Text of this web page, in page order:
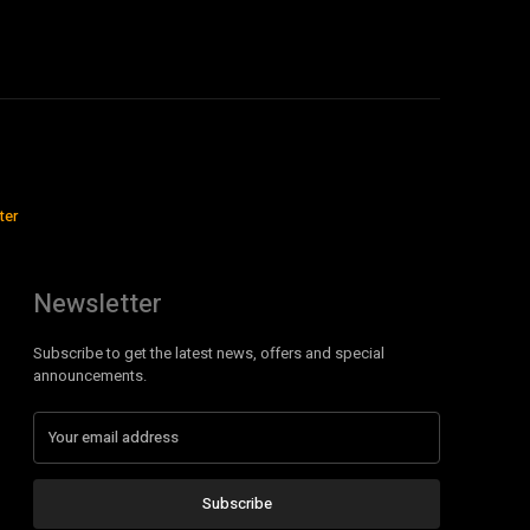
Newsletter
Subscribe to get the latest news, offers and special
announcements.
Subscribe